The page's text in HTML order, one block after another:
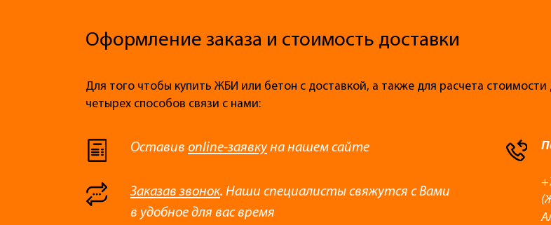
Оформление заказа и стоимость доставки
Для того чтобы купить ЖБИ или бетон с доставкой, а также для расчета
четырех способов связи с нами:
Оставив online-заявкуна нашем сайте
Заказав звонок. Наши специалисты свяжутся с Вами
в удобное для вас время